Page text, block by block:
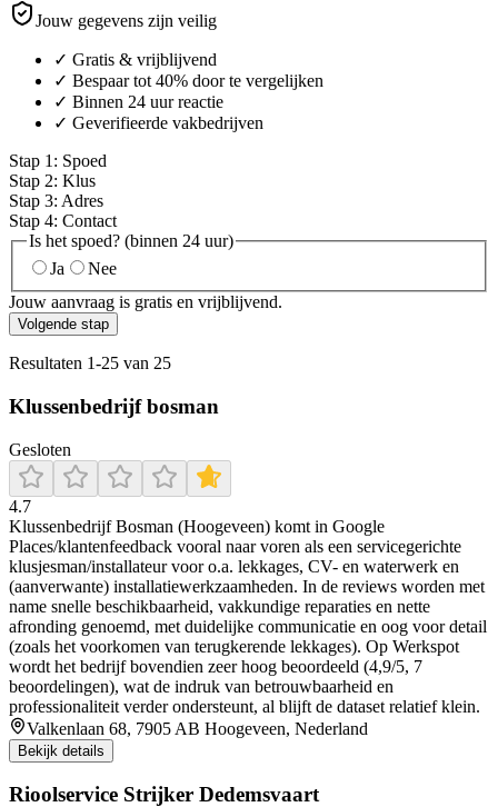
Jouw gegevens zijn veilig
✓ Gratis & vrijblijvend
✓ Bespaar tot 40% door te vergelijken
✓ Binnen 24 uur reactie
✓ Geverifieerde vakbedrijven
Stap 1 : Spoed
Stap 2: Klus
Stap 3: Adres
Stap 4: Contact
Is het spoed? (binnen 24 uur)
Ja
Nee
Jouw aanvraag is gratis en vrijblijvend.
Volgende stap
Resultaten 1-25 van 25
Klussenbedrijf bosman
Gesloten
4.7
Klussenbedrijf Bosman (Hoogeveen) komt in Google
Places/klantenfeedback vooral naar voren als een servicegerichte
klusjesman/installateur voor o.a. lekkages, CV- en waterwerk en
(aanverwante) installatiewerkzaamheden. In de reviews worden met
name snelle beschikbaarheid, vakkundige reparaties en nette
afronding genoemd, met duidelijke communicatie en oog voor detail
(zoals het voorkomen van terugkerende lekkages). Op Werkspot
wordt het bedrijf bovendien zeer hoog beoordeeld (4,9/5, 7
beoordelingen), wat de indruk van betrouwbaarheid en
professionaliteit verder ondersteunt, al blijft de dataset relatief klein.
Valkenlaan 68, 7905 AB Hoogeveen, Nederland
Bekijk details
Rioolservice Strijker Dedemsvaart